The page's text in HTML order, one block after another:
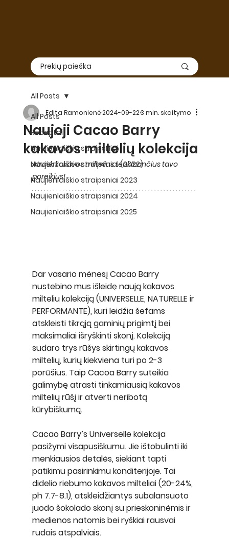
All Posts
Receptai
Naujienlaiškio straipsniai
Naujienlaiškio straipsniai (2022)
Naujienlaiškio straipsniai 2023
Naujienlaiškio straipsniai 2024
Naujienlaiškio straipsniai 2025
All Posts
Naujoji Cacao Barry
kakavos miltelių kolekcija
Edita Ramonienė2024-09-223 min. skaitymo
Atrask kakavos miltelius tenkinančius tavo
poreikius!
Dar vasario mėnesį Cacao Barry
nustebino mus išleidę naują kakavos
milteliu kolekciją (UNIVERSELLE, NATURELLE ir
PERFORMANTE), kuri leidžia šefams
atskleisti tikrąją gaminių prigimtį bei
maksimaliai išryškinti skonį. Kolekciją
sudaro trys rūšys skirtingų kakavos
miltelių, kurių kiekviena turi po 2-3
porūšius. Taip Cacoa Barry suteikia
galimybę atrasti tinkamiausią kakavos
miltelių rūšį ir atverti neribotą
kūrybiškumą.
Cacao Barry’s Universelle kolekcija
pasižymi visapusiškumu. Jie ištobulinti iki
menkiausios detalės, siekiant tapti
patikimu pasirinkimu konditerijoje. Tai
didelio riebumo kakavos milteliai (20-24%,
ph 7.7-8.1), atskleidžiantys subalansuoto
juodo šokolado skonį su prieskoninėmis ir
medienos natomis bei ryškiai rausvai
rudais atspalviais.